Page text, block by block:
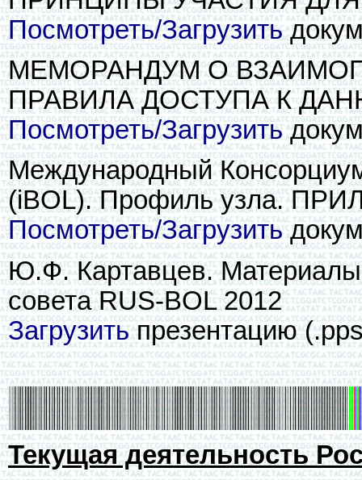
Посмотреть/Загрузить
МЕМОРАНДУМ О
ПРАВИЛА ДОСТУПА К
Посмотреть/Загрузить
Международный
(iBOL). Профиль узла.
Посмотреть/Загрузить
Ю.Ф. Картавцев. Материалы
совета RUS-BOL 2012
Загрузитьпрезентацию
Текущая деятельность